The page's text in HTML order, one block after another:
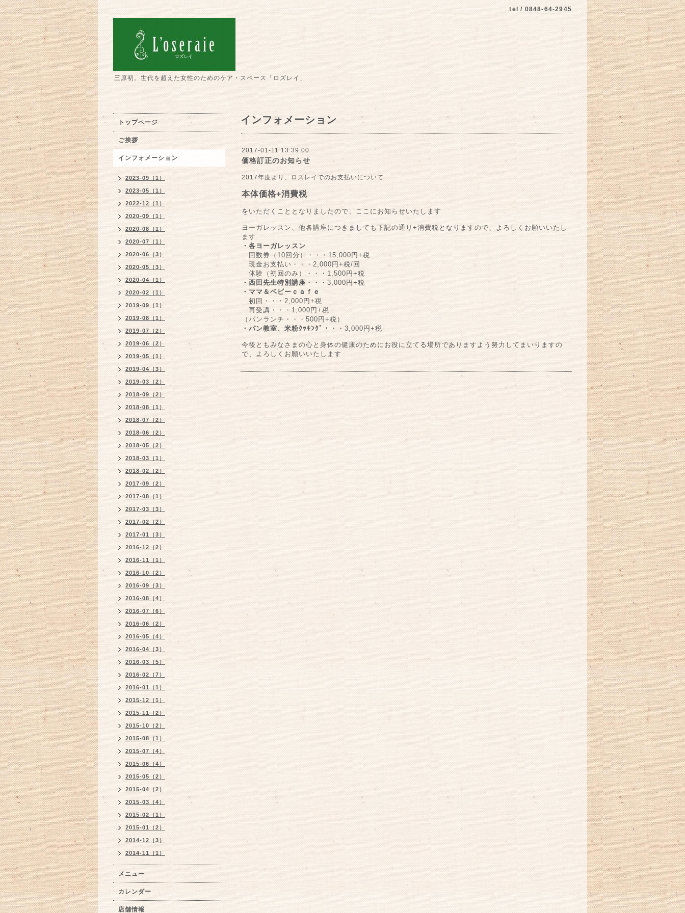
tel / 0848-64-2945
三原初。世代を超えた女性のためのケア・スペース「ロズレイ」
インフォメーション
2017-01-11 13:39:00
価格訂正のお知らせ
2017年度より、ロズレイでのお支払いについて
本体価格+消費税
をいただくこととなりましたので、ここにお知らせいたします
ヨーガレッスン、他各講座につきましても下記の通り+消費税となりますので、よろしくお願いいたし
ます
・各ヨーガレッスン
回数券（10回分）・・・15,000円+税
現金お支払い・・・2,000円+税/回
体験（初回のみ）・・・1,500円+税
・西田先生特別講座 ・・・3,000円+税
・ママ＆ベビーｃａｆｅ
初回・・・2,000円+税
再受講・・・1,000円+税
（パンランチ・・・500円+税）
・パン教室、米粉ｸｯｷﾝｸﾞ・
・・3,000円+税
今後ともみなさまの心と身体の健康のためにお役に立てる場所でありますよう努力してまいりますの
で、よろしくお願いいたします
トップページ
ご挨拶
インフォメーション
2023-09（1）
2023-05（1）
2022-12（1）
2020-09（1）
2020-08（1）
2020-07（1）
2020-06（3）
2020-05（3）
2020-04（1）
2020-02（1）
2019-09（1）
2019-08（1）
2019-07（2）
2019-06（2）
2019-05（1）
2019-04（3）
2019-03（2）
2018-09（2）
2018-08（1）
2018-07（2）
2018-06（2）
2018-05（2）
2018-03（1）
2018-02（2）
2017-09（2）
2017-08（1）
2017-03（3）
2017-02（2）
2017-01（3）
2016-12（2）
2016-11（1）
2016-10（2）
2016-09（3）
2016-08（4）
2016-07（6）
2016-06（2）
2016-05（4）
2016-04（3）
2016-03（5）
2016-02（7）
2016-01（1）
2015-12（1）
2015-11（2）
2015-10（2）
2015-08（1）
2015-07（4）
2015-06（4）
2015-05（2）
2015-04（2）
2015-03（4）
2015-02（1）
2015-01（2）
2014-12（3）
2014-11（1）
メニュー
カレンダー
店舗情報